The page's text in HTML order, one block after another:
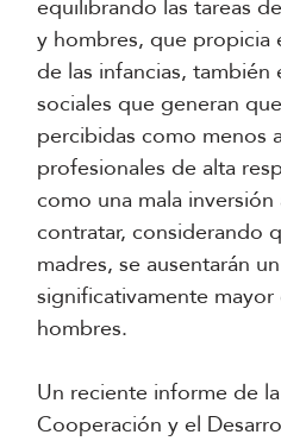
equilibrando las tareas
y hombres, que propicia
de las infancias, también
sociales que generan
percibidas como menos
profesionales de alta
como una mala
contratar, considerando
madres, se ausentarán
significativamente mayor
hombres.
Un reciente informe de
Cooperación y el